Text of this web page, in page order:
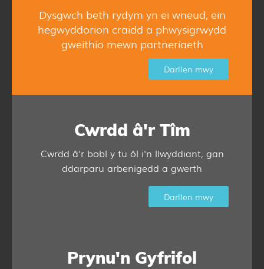
Dysgwch beth rydym yn ei wneud, ein
hegwyddorion craidd a phwysigrwydd
gweithio mewn partneriaeth
Darllen mwy
Cwrdd â'r Tîm
Cwrdd â'r bobl y tu ôl i'n llwyddiant, gan
ddarparu arbenigedd a gwerth
Darllen mwy
Prynu'n Gyfrifol